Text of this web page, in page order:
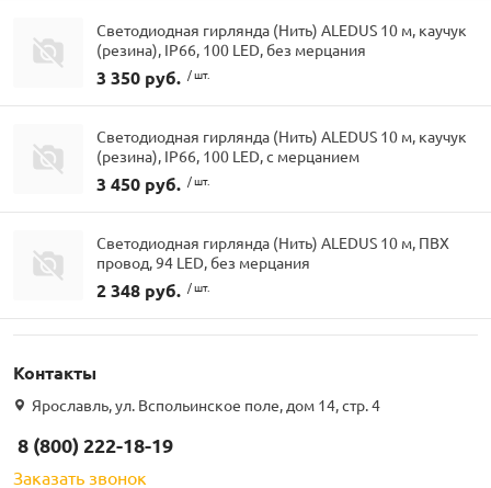
Светодиодная гирлянда (Нить) ALEDUS 10 м, каучук
(резина), IP66, 100 LED, без мерцания
3 350 руб. / шт.
Светодиодная гирлянда (Нить) ALEDUS 10 м, каучук
(резина), IP66, 100 LED, с мерцанием
3 450 руб. / шт.
Светодиодная гирлянда (Нить) ALEDUS 10 м, ПВХ
провод, 94 LED, без мерцания
2 348 руб. / шт.
Контакты
Ярославль, ул. Вспольинское поле, дом 14, стр. 4
8 (800) 222-18-19
Заказать звонок